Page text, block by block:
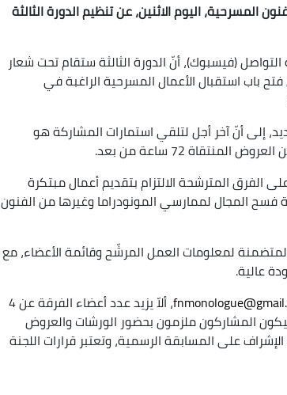
المسرحية، اليوم الاثنين، عن تنظيم الدورة الثالثة
(فيسبوك)، أنّ الدورة الثالثة ستقام تحت شعار
باب استقبال الأعمال المسرحية الراغبة في
إلى أنّ آخر أجل لتلقي استمارات المشاركة هو
72 ساعة من بعد.
أمام 8 عروض، ويُشترط على الفرق المترشحة الالتزام بتقديم أعمال مبتكرة
فسح المجال لممارسي المونودراما وغيرها من الفنون
لمعلومات العمل المرشّح وقائمة الأعضاء، مع
عالية.
، ألاّ يزيد عدد أعضاء الفرقة عن 4
المشاركون ملزمون بحضور الورشات والعروض
على المسابقة الرسمية، وتعتبر قرارات اللجنة